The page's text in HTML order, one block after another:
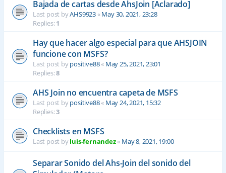
Bajada de cartas desde AhsJoin [Aclarado]
Last post byAHS9923«May 30, 2021, 23:28
Replies:1
Hay que hacer algo especial para que AHSJOIN
funcione con MSFS?
Last post bypositive88« May 25, 2021, 23:01
Replies:8
AHS Join no encuentra capeta de MSFS
Last post bypositive88« May 24, 2021, 15:32
Replies:3
Checklists en MSFS
Last post byluis-fernandez« May 8, 2021, 19:00
Separar Sonido del Ahs-Join del sonido del